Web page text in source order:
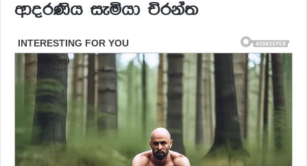
ආදරණිය සැමියා චිරන්ත